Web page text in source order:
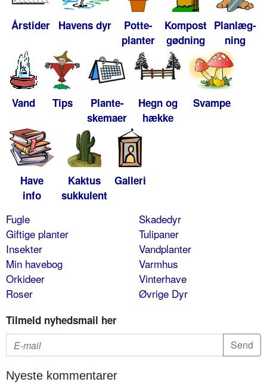
Årstider Havens dyr
Potte-
planter
Kompost
gødning
Planlæg-
ning
Vand Tips
Plante-
skemaer
Hegn og
hække
Svampe
Have
info
Kaktus
sukkulent
Galleri
Fugle
Giftige planter
Insekter
Min havebog
Orkideer
Roser
Skadedyr
Tulipaner
Vandplanter
Varmhus
Vinterhave
Øvrige Dyr
Tilmeld nyhedsmail her
Nyeste kommentarer